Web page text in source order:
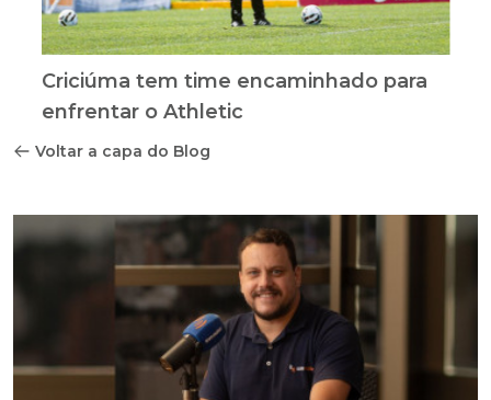
Criciúma tem time encaminhado para
enfrentar o Athletic
Voltar a capa do Blog